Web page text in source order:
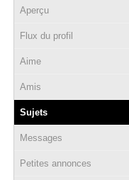
Aperçu
Flux du profil
Aime
Amis
Sujets
Messages
Petites annonces